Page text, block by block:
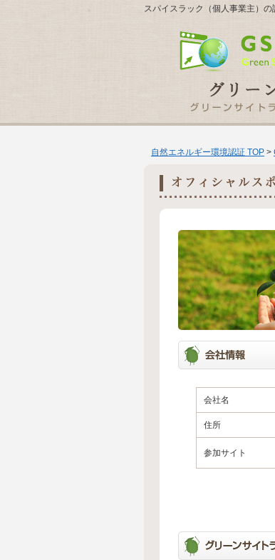
スパイスラック（個人事業主）の
自然エネルギー環境認証 TOP >
会社名
住所
参加サイト